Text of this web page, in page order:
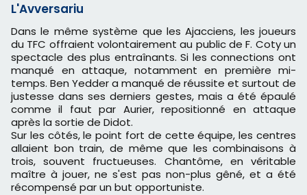
L'Avversariu
Dans le même système que les Ajacciens, les joueurs
du TFC offraient volontairement au public de F. Coty un
spectacle des plus entraînants. Si les connections ont
manqué en attaque, notamment en première mi-
temps. Ben Yedder a manqué de réussite et surtout de
justesse dans ses derniers gestes, mais a été épaulé
comme il faut par Aurier, repositionné en attaque
après la sortie de Didot.
Sur les côtés, le point fort de cette équipe, les centres
allaient bon train, de même que les combinaisons à
trois, souvent fructueuses. Chantôme, en véritable
maître à jouer, ne s'est pas non-plus gêné, et a été
récompensé par un but opportuniste.